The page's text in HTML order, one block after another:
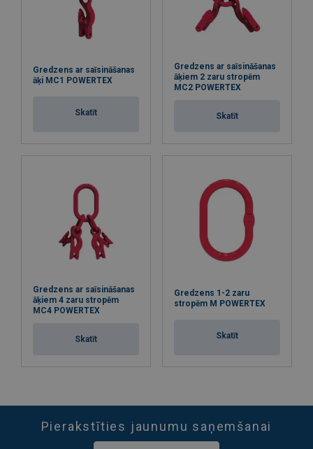
Gredzens ar saīsināšanas
āķi MC1 POWERTEX
Skatīt
Gredzens ar saīsināšanas
āķiem 2 zaru stropēm
MC2 POWERTEX
Skatīt
Gredzens ar saīsināšanas
āķiem 4 zaru stropēm
MC4 POWERTEX
Skatīt
Gredzens 1-2 zaru
stropēm M POWERTEX
Skatīt
Pierakstīties jaunumu saņemšanai